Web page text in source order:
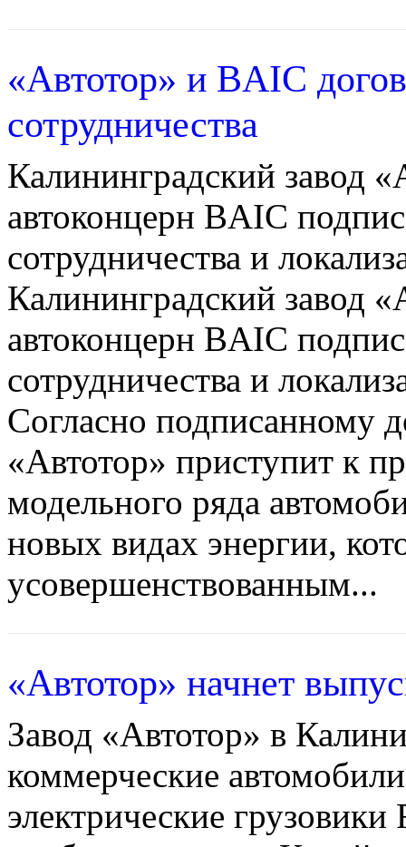
«Автотор» и BAIC
сотрудничества
Калининградский завод
автоконцерн BAIC
сотрудничества и
Калининградский завод
автоконцерн BAIC
сотрудничества и
Согласно подписанному
«Автотор» приступит к
модельного ряда
новых видах энергии,
усовершенствованным...
«Автотор» начнет
Завод «Автотор» в
коммерческие
электрические